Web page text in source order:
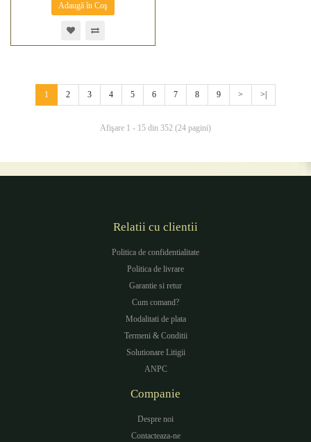
Adaugă în Coş
1 2 3 4 5 6 7 8 9 > >|
Afişare 1 - 15 din 352 (24 pagini)
Relatii cu clientii
Politica de confidentialitate
Politica de livrare
Garantie si retur
Cum comand?
Modalitati de plata
Termeni & Conditii
Solutionare Litigii
ANPC
Companie
Despre noi
Contacteaza-ne